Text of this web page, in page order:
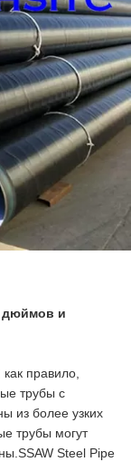
дюймов и
правило,
трубы с
из более узких
трубы могут
Steel Pipe